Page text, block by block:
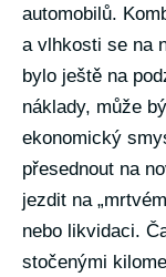
automobilů.
a vlhkosti se na
bylo ještě na
náklady, může
ekonomický
přesednout na
jezdit na
nebo likvidaci.
stočenými